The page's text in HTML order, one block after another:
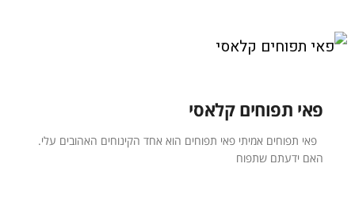
פאי תפוחים קלאסי
פאי תפוחים אמיתי פאי תפוחים הוא אחד הקינוחים האהובים עלי.
האם ידעתם שתפוח